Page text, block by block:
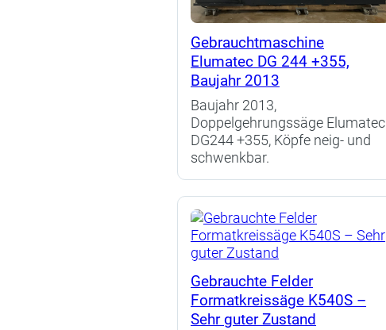
Gebrauchtmaschine
Elumatec DG 244 +355,
Baujahr 2013
Baujahr 2013,
Doppelgehrungssäge Elumatec
DG244 +355, Köpfe neig- und
schwenkbar.
Gebrauchte Felder
Formatkreissäge K540S –
Sehr guter Zustand